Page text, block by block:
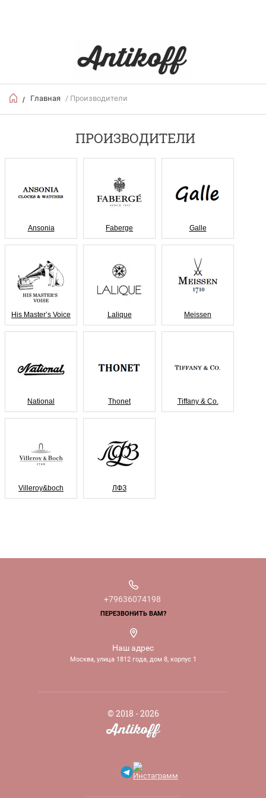
/ Главная / Производители
ПРОИЗВОДИТЕЛИ
Ansonia Faberge Galle
His Master’s Voice Lalique Meissen
National Thonet Tiffany & Co.
Villeroy&boch ЛФЗ
+79636074198
ПЕРЕЗВОНИТЬ ВАМ?
Наш адрес
Москва, улица 1812 года, дом 8, корпус 1
© 2018 - 2026